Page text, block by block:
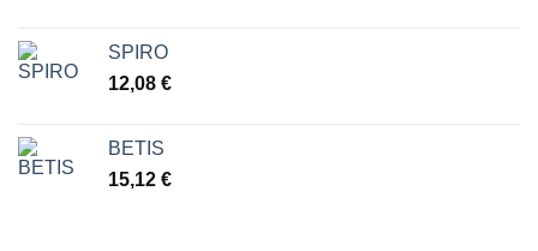
SPIRO
12,08 €
BETIS
15,12 €